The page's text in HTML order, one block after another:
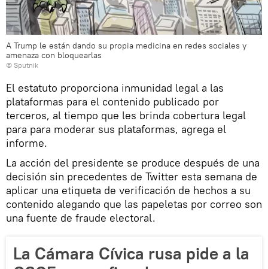
A Trump le están dando su propia medicina en redes sociales y
amenaza con bloquearlas
© Sputnik
El estatuto proporciona inmunidad legal a las
plataformas para el contenido publicado por
terceros, al tiempo que les brinda cobertura legal
para para moderar sus plataformas, agrega el
informe.
La acción del presidente se produce después de una
decisión sin precedentes de Twitter esta semana de
aplicar una etiqueta de verificación de hechos a su
contenido alegando que las papeletas por correo son
una fuente de fraude electoral.
La Cámara Cívica rusa pide a la